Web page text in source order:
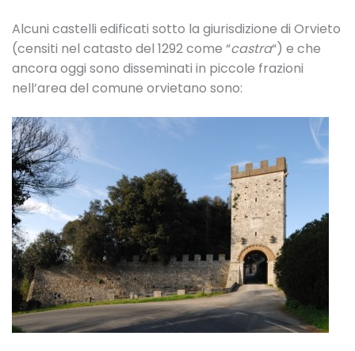
Alcuni castelli edificati sotto la giurisdizione di Orvieto
(censiti nel catasto del 1292 come “castra“) e che
ancora oggi sono disseminati in piccole frazioni
nell’area del comune orvietano sono: